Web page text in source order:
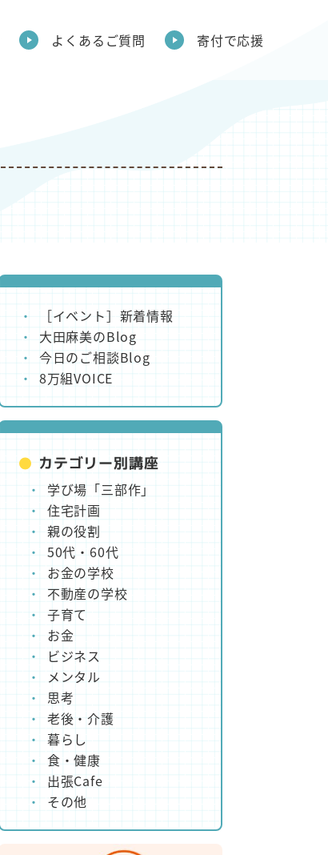
よくあるご質問 寄付で応援
［イベント］新着情報
大田麻美のBlog
今日のご相談Blog
8万組VOICE
カテゴリー別講座
学び場「三部作」
住宅計画
親の役割
50代・60代
お金の学校
不動産の学校
子育て
お金
ビジネス
メンタル
思考
老後・介護
暮らし
食・健康
出張Cafe
その他